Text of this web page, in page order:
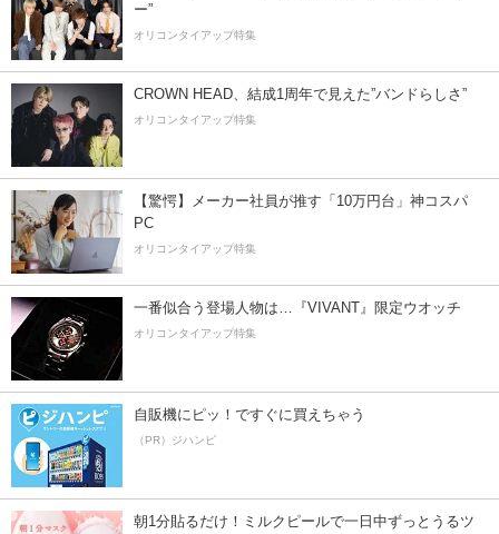
ー”
オリコンタイアップ特集
CROWN HEAD、結成1周年で見えた”バンドらしさ”
オリコンタイアップ特集
【驚愕】メーカー社員が推す「10万円台」神コスパ
PC
オリコンタイアップ特集
一番似合う登場人物は…『VIVANT』限定ウオッチ
オリコンタイアップ特集
自販機にピッ！ですぐに買えちゃう
（PR）ジハンピ
朝1分貼るだけ！ミルクピールで一日中ずっとうるツ